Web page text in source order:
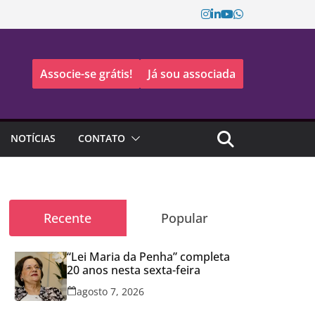
Associe-se grátis! Já sou associada
NOTÍCIAS CONTATO
Recente Popular
“Lei Maria da Penha” completa
20 anos nesta sexta-feira
agosto 7, 2026